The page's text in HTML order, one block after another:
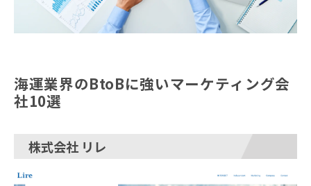
海運業界のBtoBに強いマーケティング会
社10選
株式会社 リレ